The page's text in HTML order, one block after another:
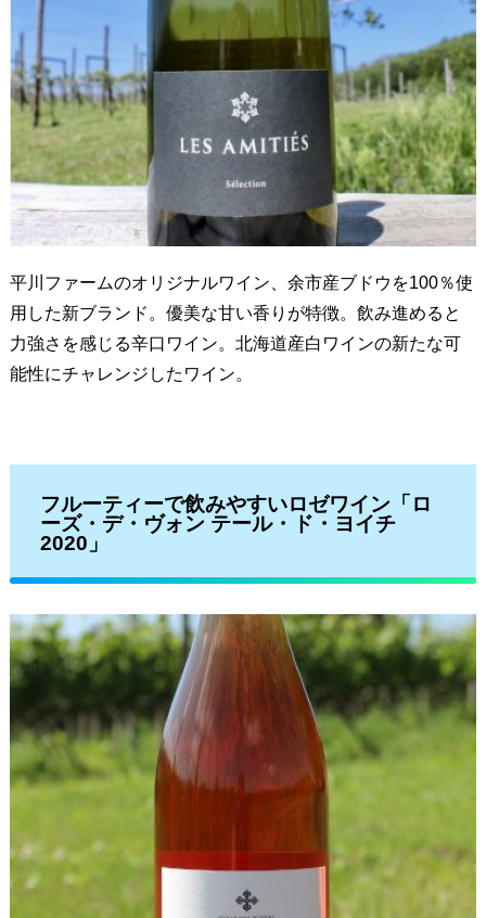
平川ファームのオリジナルワイン、余市産ブドウを100％使
用した新ブランド。優美な甘い香りが特徴。飲み進めると
力強さを感じる辛口ワイン。北海道産白ワインの新たな可
能性にチャレンジしたワイン。
フルーティーで飲みやすいロゼワイン「ロ
ーズ・デ・ヴォン テール・ド・ヨイチ
2020」